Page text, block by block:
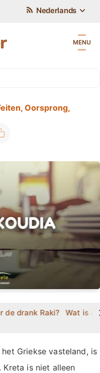
Oorsprong,
de drank Raki? Wat is
Griekse vasteland, is
is niet alleen
Nederlands
MENU